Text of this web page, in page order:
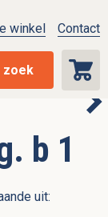
zoek
winkel Contact
b 1
uit: